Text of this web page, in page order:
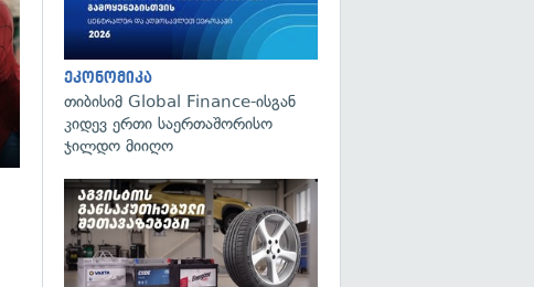
ეკონომიკა
თიბისიმ Global Finance-ისგან
კიდევ ერთი საერთაშორისო
ჯილდო მიიღო